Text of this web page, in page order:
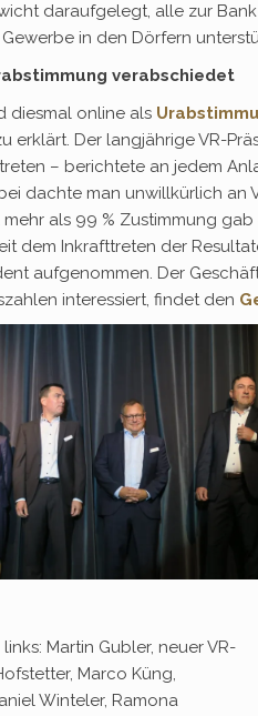
daraufgelegt, alle zur
in den Dörfern
verabschiedet
diesmal online als
erklärt. Der langjährige VR-
– berichtete an jedem
dachte man unwillkürlich an
als 99 % Zustimmung
dem Inkrafttreten der
aufgenommen. Der
interessiert, findet den
Martin Gubler, neuer VR-
Marco Küng,
Winteler, Ramona